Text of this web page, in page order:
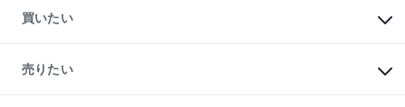
買いたい
新築・分譲マンションの購入
中古マンションの購入
一戸建ての購入
売りたい